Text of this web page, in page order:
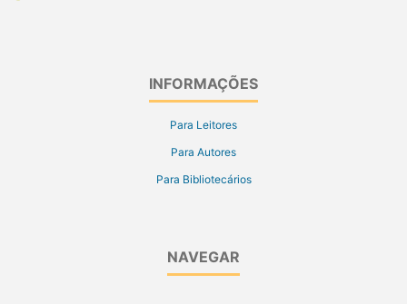
INFORMAÇÕES
Para Leitores
Para Autores
Para Bibliotecários
NAVEGAR